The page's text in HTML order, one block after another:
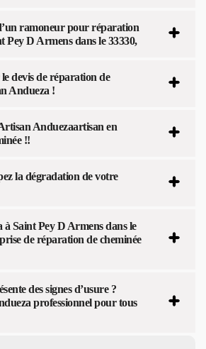
ramoneur pour réparation
Pey D Armens dans le 33330,
devis de réparation de
Andueza !
Anduezaartisan en
!!
la dégradation de votre
Saint Pey D Armens dans le
de réparation de cheminée
des signes d’usure ?
professionnel pour tous